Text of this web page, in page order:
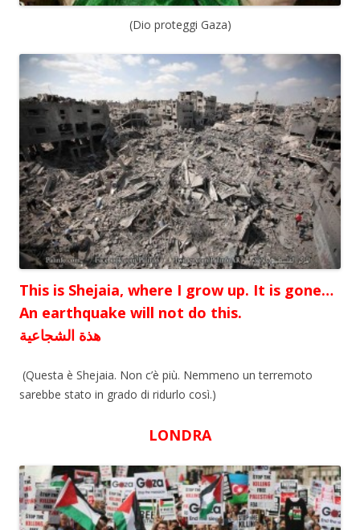
(Dio proteggi Gaza)
This is Shejaia, where I grow up. It is gone…
An earthquake will not do this.
هذة الشجاعية
(Questa è Shejaia. Non c’è più. Nemmeno un terremoto
sarebbe stato in grado di ridurlo così.)
LONDRA